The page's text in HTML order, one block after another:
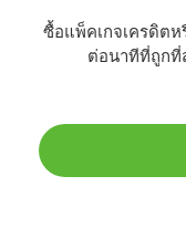
ซื้อแพ็คเกจเครดิตห
ต่อนาทีที่ถูกที่